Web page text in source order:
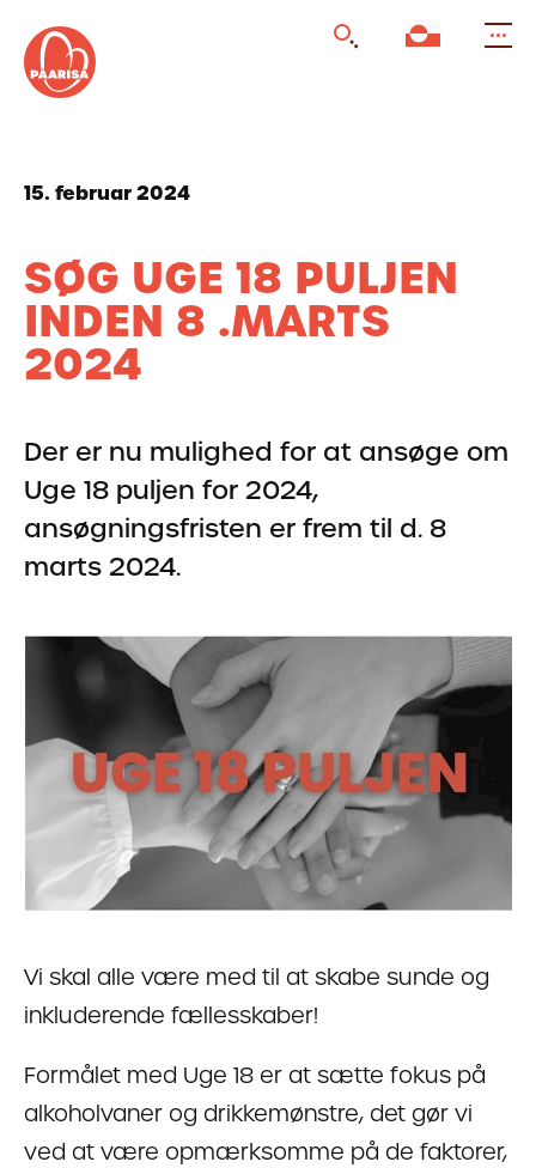
forsiden
15. februar 2024
SØG UGE 18 PULJEN
INDEN 8 .MARTS
2024
Der er nu mulighed for at ansøge om
Uge 18 puljen for 2024,
ansøgningsfristen er frem til d. 8
marts 2024.
Vi skal alle være med til at skabe sunde og
inkluderende fællesskaber!
Formålet med Uge 18 er at sætte fokus på
alkoholvaner og drikkemønstre, det gør vi
ved at være opmærksomme på de faktorer,